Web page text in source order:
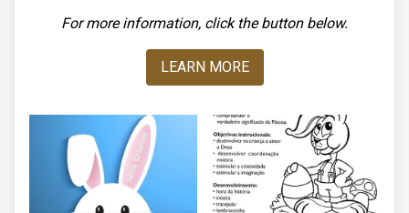
For more information, click the button below.
LEARN MORE